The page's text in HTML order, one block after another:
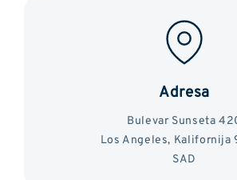
Adresa
Bulevar Sunseta
Los Angeles, Kalifornija
SAD